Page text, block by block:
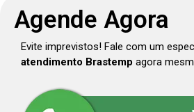
Agende Agora
Evite imprevistos! Fale com um
atendimento Brastemp agora